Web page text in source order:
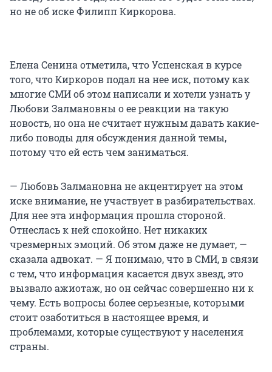
но не об иске Филипп Киркорова.
Елена Сенина отметила, что Успенская в курсе
того, что Киркоров подал на нее иск, потому как
многие СМИ об этом написали и хотели узнать у
Любови Залмановны о ее реакции на такую
новость, но она не считает нужным давать какие-
либо поводы для обсуждения данной темы,
потому что ей есть чем заниматься.
— Любовь Залмановна не акцентирует на этом
иске внимание, не участвует в разбирательствах.
Для нее эта информация прошла стороной.
Отнеслась к ней спокойно. Нет никаких
чрезмерных эмоций. Об этом даже не думает, —
сказала адвокат. — Я понимаю, что в СМИ, в связи
с тем, что информация касается двух звезд, это
вызвало ажиотаж, но он сейчас совершенно ни к
чему. Есть вопросы более серьезные, которыми
стоит озаботиться в настоящее время, и
проблемами, которые существуют у населения
страны.